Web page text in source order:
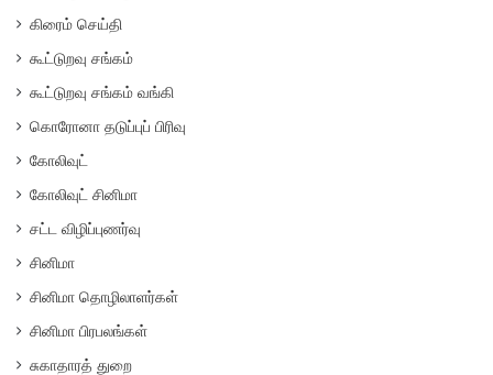
கிரைம் செய்தி
கூட்டுறவு சங்கம்
கூட்டுறவு சங்கம் வங்கி
கொரோனா தடுப்புப் பிரிவு
கோலிவுட்
கோலிவுட் சினிமா
சட்ட விழிப்புணர்வு
சினிமா
சினிமா தொழிலாளர்கள்
சினிமா பிரபலங்கள்
சுகாதாரத் துறை